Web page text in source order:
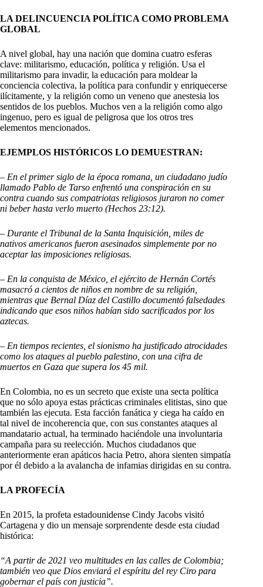
LA DELINCUENCIA POLÍTICA COMO PROBLEMA
GLOBAL
A nivel global, hay una nación que domina cuatro esferas
clave: militarismo, educación, política y religión. Usa el
militarismo para invadir, la educación para moldear la
conciencia colectiva, la política para confundir y enriquecerse
ilícitamente, y la religión como un veneno que anestesia los
sentidos de los pueblos. Muchos ven a la religión como algo
ingenuo, pero es igual de peligrosa que los otros tres
elementos mencionados.
EJEMPLOS HISTÓRICOS LO DEMUESTRAN:
– En el primer siglo de la época romana, un ciudadano judío
llamado Pablo de Tarso enfrentó una conspiración en su
contra cuando sus compatriotas religiosos juraron no comer
ni beber hasta verlo muerto (Hechos 23:12).
– Durante el Tribunal de la Santa Inquisición, miles de
nativos americanos fueron asesinados simplemente por no
aceptar las imposiciones religiosas.
– En la conquista de México, el ejército de Hernán Cortés
masacró a cientos de niños en nombre de su religión,
mientras que Bernal Díaz del Castillo documentó falsedades
indicando que esos niños habían sido sacrificados por los
aztecas.
– En tiempos recientes, el sionismo ha justificado atrocidades
como los ataques al pueblo palestino, con una cifra de
muertos en Gaza que supera los 45 mil.
En Colombia, no es un secreto que existe una secta política
que no sólo apoya estas prácticas criminales elitistas, sino que
también las ejecuta. Esta facción fanática y ciega ha caído en
tal nivel de incoherencia que, con sus constantes ataques al
mandatario actual, ha terminado haciéndole una involuntaria
campaña para su reelección. Muchos ciudadanos que
anteriormente eran apáticos hacia Petro, ahora sienten simpatía
por él debido a la avalancha de infamias dirigidas en su contra.
LA PROFECÍA
En 2015, la profeta estadounidense Cindy Jacobs visitó
Cartagena y dio un mensaje sorprendente desde esta ciudad
histórica:
“A partir de 2021 veo multitudes en las calles de Colombia;
también veo que Dios enviará el espíritu del rey Ciro para
gobernar el país con justicia”.